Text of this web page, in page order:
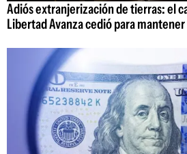
Adiós extranjerización de tierras: el
Libertad Avanza cedió para mantener